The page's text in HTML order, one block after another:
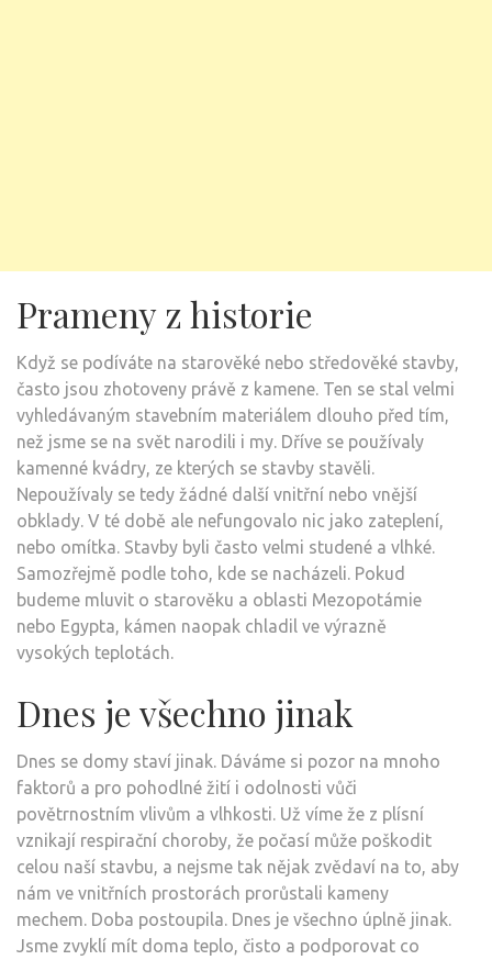
Prameny z historie
Když se podíváte na starověké nebo středověké stavby,
často jsou zhotoveny právě z kamene. Ten se stal velmi
vyhledávaným stavebním materiálem dlouho před tím,
než jsme se na svět narodili i my. Dříve se používaly
kamenné kvádry, ze kterých se stavby stavěli.
Nepoužívaly se tedy žádné další vnitřní nebo vnější
obklady. V té době ale nefungovalo nic jako zateplení,
nebo omítka. Stavby byli často velmi studené a vlhké.
Samozřejmě podle toho, kde se nacházeli. Pokud
budeme mluvit o starověku a oblasti Mezopotámie
nebo Egypta, kámen naopak chladil ve výrazně
vysokých teplotách.
Dnes je všechno jinak
Dnes se domy staví jinak. Dáváme si pozor na mnoho
faktorů a pro pohodlné žití i odolnosti vůči
povětrnostním vlivům a vlhkosti. Už víme že z plísní
vznikají respirační choroby, že počasí může poškodit
celou naší stavbu, a nejsme tak nějak zvědaví na to, aby
nám ve vnitřních prostorách prorůstali kameny
mechem. Doba postoupila. Dnes je všechno úplně jinak.
Jsme zvyklí mít doma teplo, čisto a podporovat co